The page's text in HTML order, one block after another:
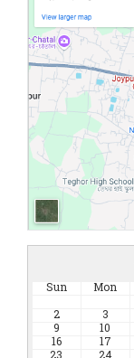
Sun Mon
2
3
9
10
16
17
23
24